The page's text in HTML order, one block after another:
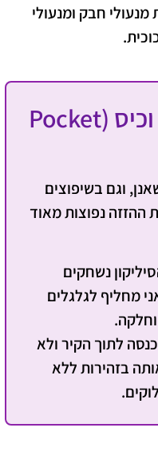
חבק ומנעולי
תיקון דלתות הזזה וכיס (Pocket
וגם בשיפוצים
ההזזה נפוצות מאוד
נשחקים
מחליף לגלגלים
לתוך הקיר ולא
בזהירות ללא